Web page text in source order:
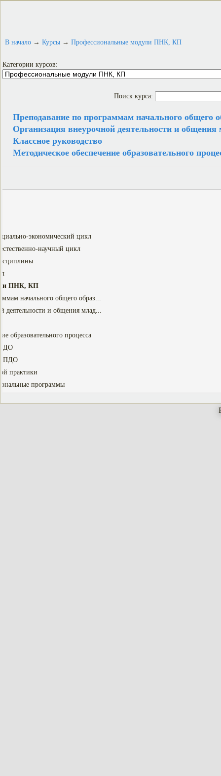
В начало → Курсы → Профессиональные модули ПНК, КП
Категории курсов:
Поиск курса:
Преподавание по программам начального общего
Организация внеурочной деятельности и
Классное руководство
Методическое обеспечение образовательного
экономический цикл
научный цикл
ПНК, КП
начального общего образ...
деятельности и общения млад...
образовательного процесса
ДО
ПДО
практики
программы